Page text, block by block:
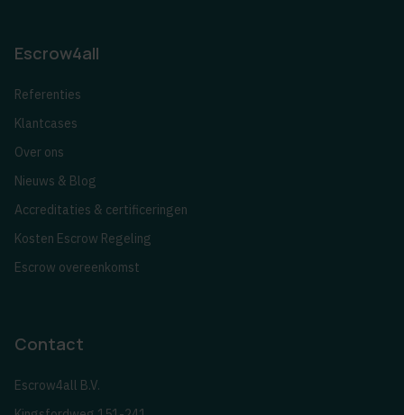
Escrow4all
Referenties
Klantcases
Over ons
Nieuws & Blog
Accreditaties & certificeringen
Kosten Escrow Regeling
Escrow overeenkomst
Contact
Escrow4all B.V.